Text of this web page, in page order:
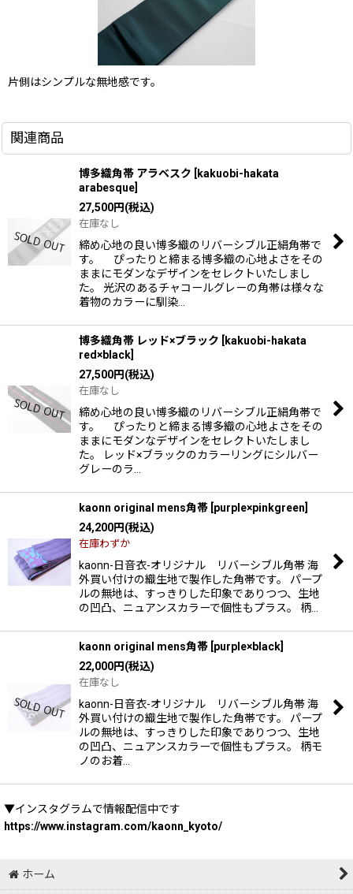
片側はシンプルな無地感です。
関連商品
博多織角帯 アラベスク
kakuobi-hakata
arabesque
27,500円(税込)
在庫なし
締め心地の良い博多織のリバーシブル正絹角帯で
す。 ぴったりと締まる博多織の心地よさをその
ままにモダンなデザインをセレクトいたしまし
た。 光沢のあるチャコールグレーの角帯は様々な
着物のカラーに馴染…
博多織角帯 レッド×ブラック
kakuobi-hakata
red×black
27,500円(税込)
在庫なし
締め心地の良い博多織のリバーシブル正絹角帯で
す。 ぴったりと締まる博多織の心地よさをその
ままにモダンなデザインをセレクトいたしまし
た。 レッド×ブラックのカラーリングにシルバー
グレーのラ…
kaonn original mens角帯 purple×pinkgreen
24,200円(税込)
在庫わずか
kaonn-日音衣-オリジナル リバーシブル角帯 海
外買い付けの織生地で製作した角帯です。 パープ
ルの無地は、すっきりした印象でありつつ、生地
の凹凸、ニュアンスカラーで個性もプラス。 柄…
kaonn original mens角帯 purple×black
22,000円(税込)
在庫なし
kaonn-日音衣-オリジナル リバーシブル角帯 海
外買い付けの織生地で製作した角帯です。 パープ
ルの無地は、すっきりした印象でありつつ、生地
の凹凸、ニュアンスカラーで個性もプラス。 柄モ
ノのお着…
▼インスタグラムで情報配信中です
https://www.instagram.com/kaonn_kyoto/
ホーム